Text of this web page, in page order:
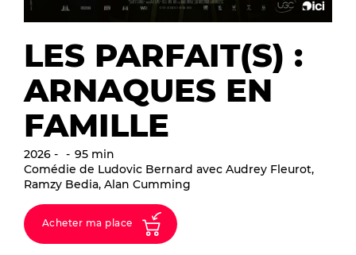
LES PARFAIT(S) :
ARNAQUES EN
FAMILLE
2026
95 min
Comédie de Ludovic Bernard avec Audrey Fleurot,
Ramzy Bedia, Alan Cumming
Acheter ma place